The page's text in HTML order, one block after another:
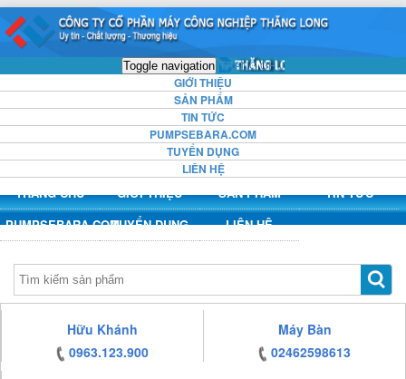
https:/www.high-
endrolex.com/13
https:/www.high-
endrolex.com/13
https:/www.high-
endrolex.com/13
https:/www.high-
endrolex.com/13
Toggle navigation TRANG CHỦ
GIỚI THIỆU
SẢN PHẨM
TIN TỨC
PUMPSEBARA.COM
TUYỂN DỤNG
LIÊN HỆ
TRANG CHỦ GIỚI THIỆU SẢN PHẨM
TIN TỨC
PUMPSEBARA.COMTUYỂN DỤNG LIÊN HỆ
endrolex.com/13Hữu Khánh
0963.123.900
Máy Bàn
02462598613